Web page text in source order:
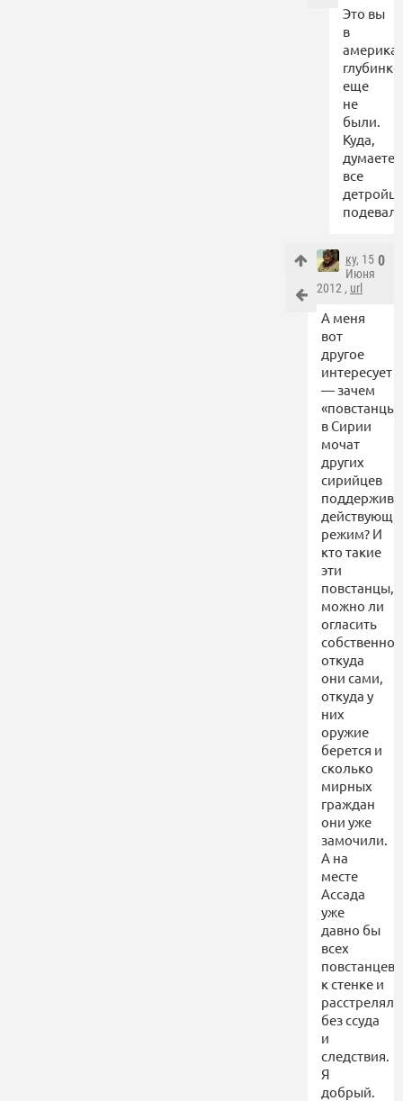
Это вы
в
глубинке
еще
не
были.
Куда,
думаете,
все
0
ку, 15
Июня
2012 , url
А меня
вот
другое
интересует
— зачем
«повстанцы»
в Сирии
мочат
других
сирийцев
режим? И
кто такие
эти
повстанцы,
можно ли
огласить
собственно
откуда
они сами,
откуда у
них
оружие
берется и
сколько
мирных
граждан
они уже
замочили.
А на
месте
Ассада
уже
давно бы
всех
повстанцев
к стенке и
расстрелял
без ссуда
и
следствия.
Я
добрый.